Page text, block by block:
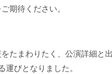
期待ください。
たまわりたく、公演詳細と出
びとなりました。